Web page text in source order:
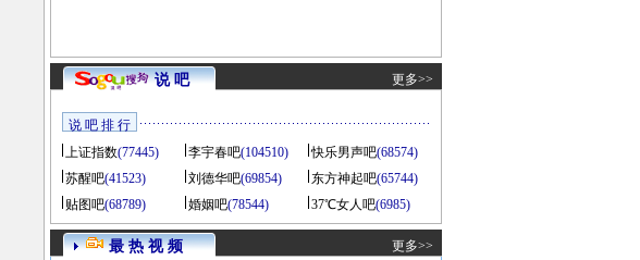
说 吧 更多>>
说 吧 排 行
上证指数(77445) 李宇春吧(104510) 快乐男声吧(68574)
苏醒吧(41523) 刘德华吧(69854) 东方神起吧(65744)
贴图吧(68789) 婚姻吧(78544) 37℃女人吧(6985)
最 热 视 频 更多>>